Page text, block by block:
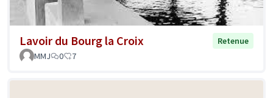
Lavoir du Bourg la Croix
Retenue
MMJ
0 7